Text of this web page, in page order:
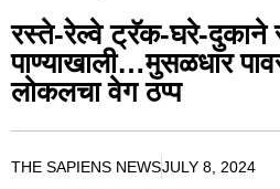
रस्ते-रेल्वे ट्रॅक-घरे-दुकाने
पाण्याखाली…मुसळधार
लोकलचा वेग ठप्प
THE SAPIENS NEWSJULY 8, 2024